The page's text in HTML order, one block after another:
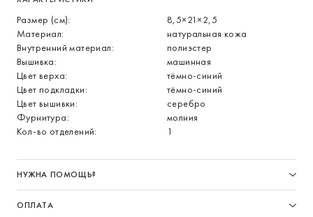
Размер (см):
8,5×21×2,5
Материал:
натуральная кожа
Внутренний материал:
полиэстер
Вышивка:
машинная
Цвет верха:
тёмно-синий
Цвет подкладки:
тёмно-синий
Цвет вышивки:
серебро
Фурнитура:
молния
Кол-во отделений:
1
НУЖНА ПОМОЩЬ?
ОПЛАТА